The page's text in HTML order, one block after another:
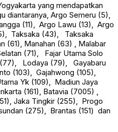
yang mendapatkan
diantaranya, Argo Semeru (5),
(11), Argo Lawu (13), Argo
Taksaka (43), Taksaka
Manahan (63) , Malabar
(71), Fajar Utama Solo
Lodaya (79), Gayabaru
(103), Gajahwong (105),
Yk (109), Madiun Jaya
(161), Batavia (7005) ,
Jaka Tingkir (255), Progo
(275), Brantas (151) dan